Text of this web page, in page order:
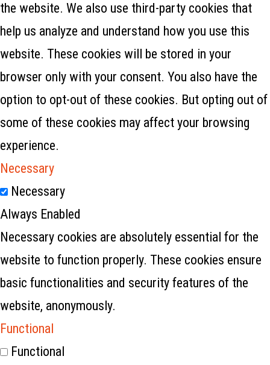
the website. We also use third-party cookies that
help us analyze and understand how you use this
website. These cookies will be stored in your
browser only with your consent. You also have the
option to opt-out of these cookies. But opting out of
some of these cookies may affect your browsing
experience.
Necessary
Necessary
Always Enabled
Necessary cookies are absolutely essential for the
website to function properly. These cookies ensure
basic functionalities and security features of the
website, anonymously.
Functional
Functional